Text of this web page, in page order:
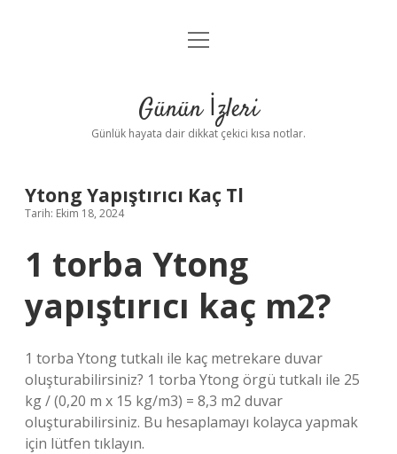
Anasayfa
Yasal Uyarı
menüyü
Günün İzleri
Günlük hayata dair dikkat çekici kısa notlar.
Ytong Yapıştırıcı Kaç Tl
Tarih: Ekim 18, 2024
1 torba Ytong
yapıştırıcı kaç m2?
1 torba Ytong tutkalı ile kaç metrekare duvar
oluşturabilirsiniz? 1 torba Ytong örgü tutkalı ile 25
kg / (0,20 m x 15 kg/m3) = 8,3 m2 duvar
oluşturabilirsiniz. Bu hesaplamayı kolayca yapmak
için lütfen tıklayın.